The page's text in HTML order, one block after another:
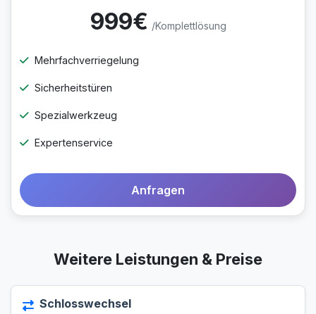
999€ /Komplettlösung
Mehrfachverriegelung
Sicherheitstüren
Spezialwerkzeug
Expertenservice
Anfragen
Weitere Leistungen & Preise
Schlosswechsel